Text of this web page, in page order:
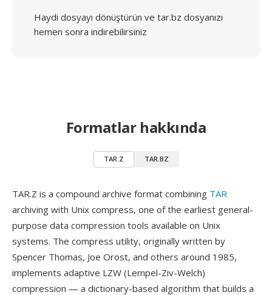
Haydi dosyayı dönüştürün ve tar.bz dosyanızı
hemen sonra indirebilirsiniz
Formatlar hakkında
TAR.Z TAR.BZ
TAR.Z is a compound archive format combining TAR
archiving with Unix compress, one of the earliest general-
purpose data compression tools available on Unix
systems. The compress utility, originally written by
Spencer Thomas, Joe Orost, and others around 1985,
implements adaptive LZW (Lempel-Ziv-Welch)
compression — a dictionary-based algorithm that builds a